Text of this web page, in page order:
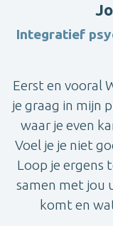
Integratief
Eerst en vooral
je graag in mijn
waar je even
Voel je je niet
Loop je ergens
samen met jou
komt en